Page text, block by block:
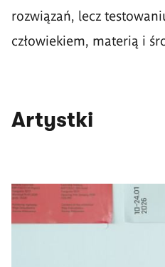
rozwiązań, lecz
człowiekiem, materią i
Artystki